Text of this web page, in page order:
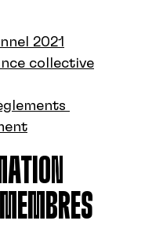
2021
collective